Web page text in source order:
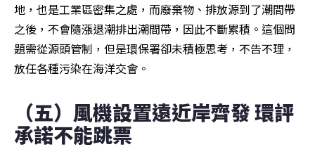
地，也是工業區密集之處，而廢棄物、排放源到了潮間帶
之後，不會隨漲退潮排出潮間帶，因此不斷累積。這個問
題需從源頭管制，但是環保署卻未積極思考，不告不理，
放任各種污染在海洋交會。
（五）風機設置遠近岸齊發 環評
承諾不能跳票